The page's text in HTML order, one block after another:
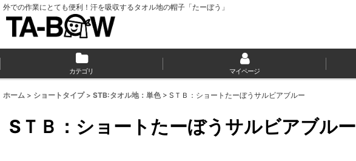
外での作業にとても便利！汗を吸収するタオル地の帽子「たーぼう」
カテゴリ マイページ
ホーム > ショートタイプ > STB:タオル地：単色 > SＴＢ：ショートたーぼうサルビアブルー
SＴＢ：ショートたーぼうサルビアブルー